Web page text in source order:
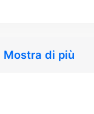
Mostra di più